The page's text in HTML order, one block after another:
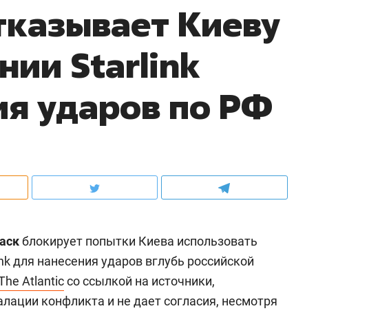
Киеву
Starlink
ударов по РФ
блокирует попытки Киева использовать
для нанесения ударов вглубь российской
Atlanticсо ссылкой на источники,
конфликта и не дает согласия, несмотря